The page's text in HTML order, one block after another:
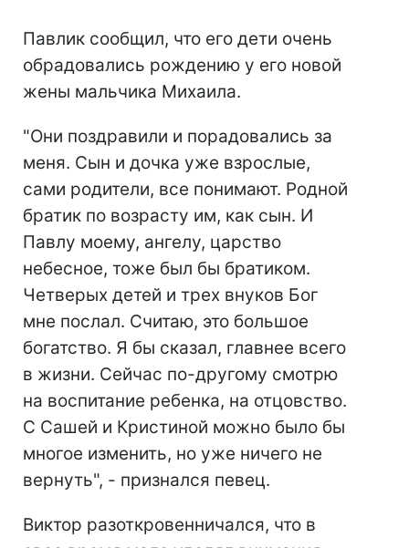
Павлик сообщил, что его дети очень
обрадовались рождению у его новой
жены мальчика Михаила.
"Они поздравили и порадовались за
меня. Сын и дочка уже взрослые,
сами родители, все понимают. Родной
братик по возрасту им, как сын. И
Павлу моему, ангелу, царство
небесное, тоже был бы братиком.
Четверых детей и трех внуков Бог
мне послал. Считаю, это большое
богатство. Я бы сказал, главнее всего
в жизни. Сейчас по-другому смотрю
на воспитание ребенка, на отцовство.
С Сашей и Кристиной можно было бы
многое изменить, но уже ничего не
вернуть", - признался певец.
Виктор разоткровенничался, что в